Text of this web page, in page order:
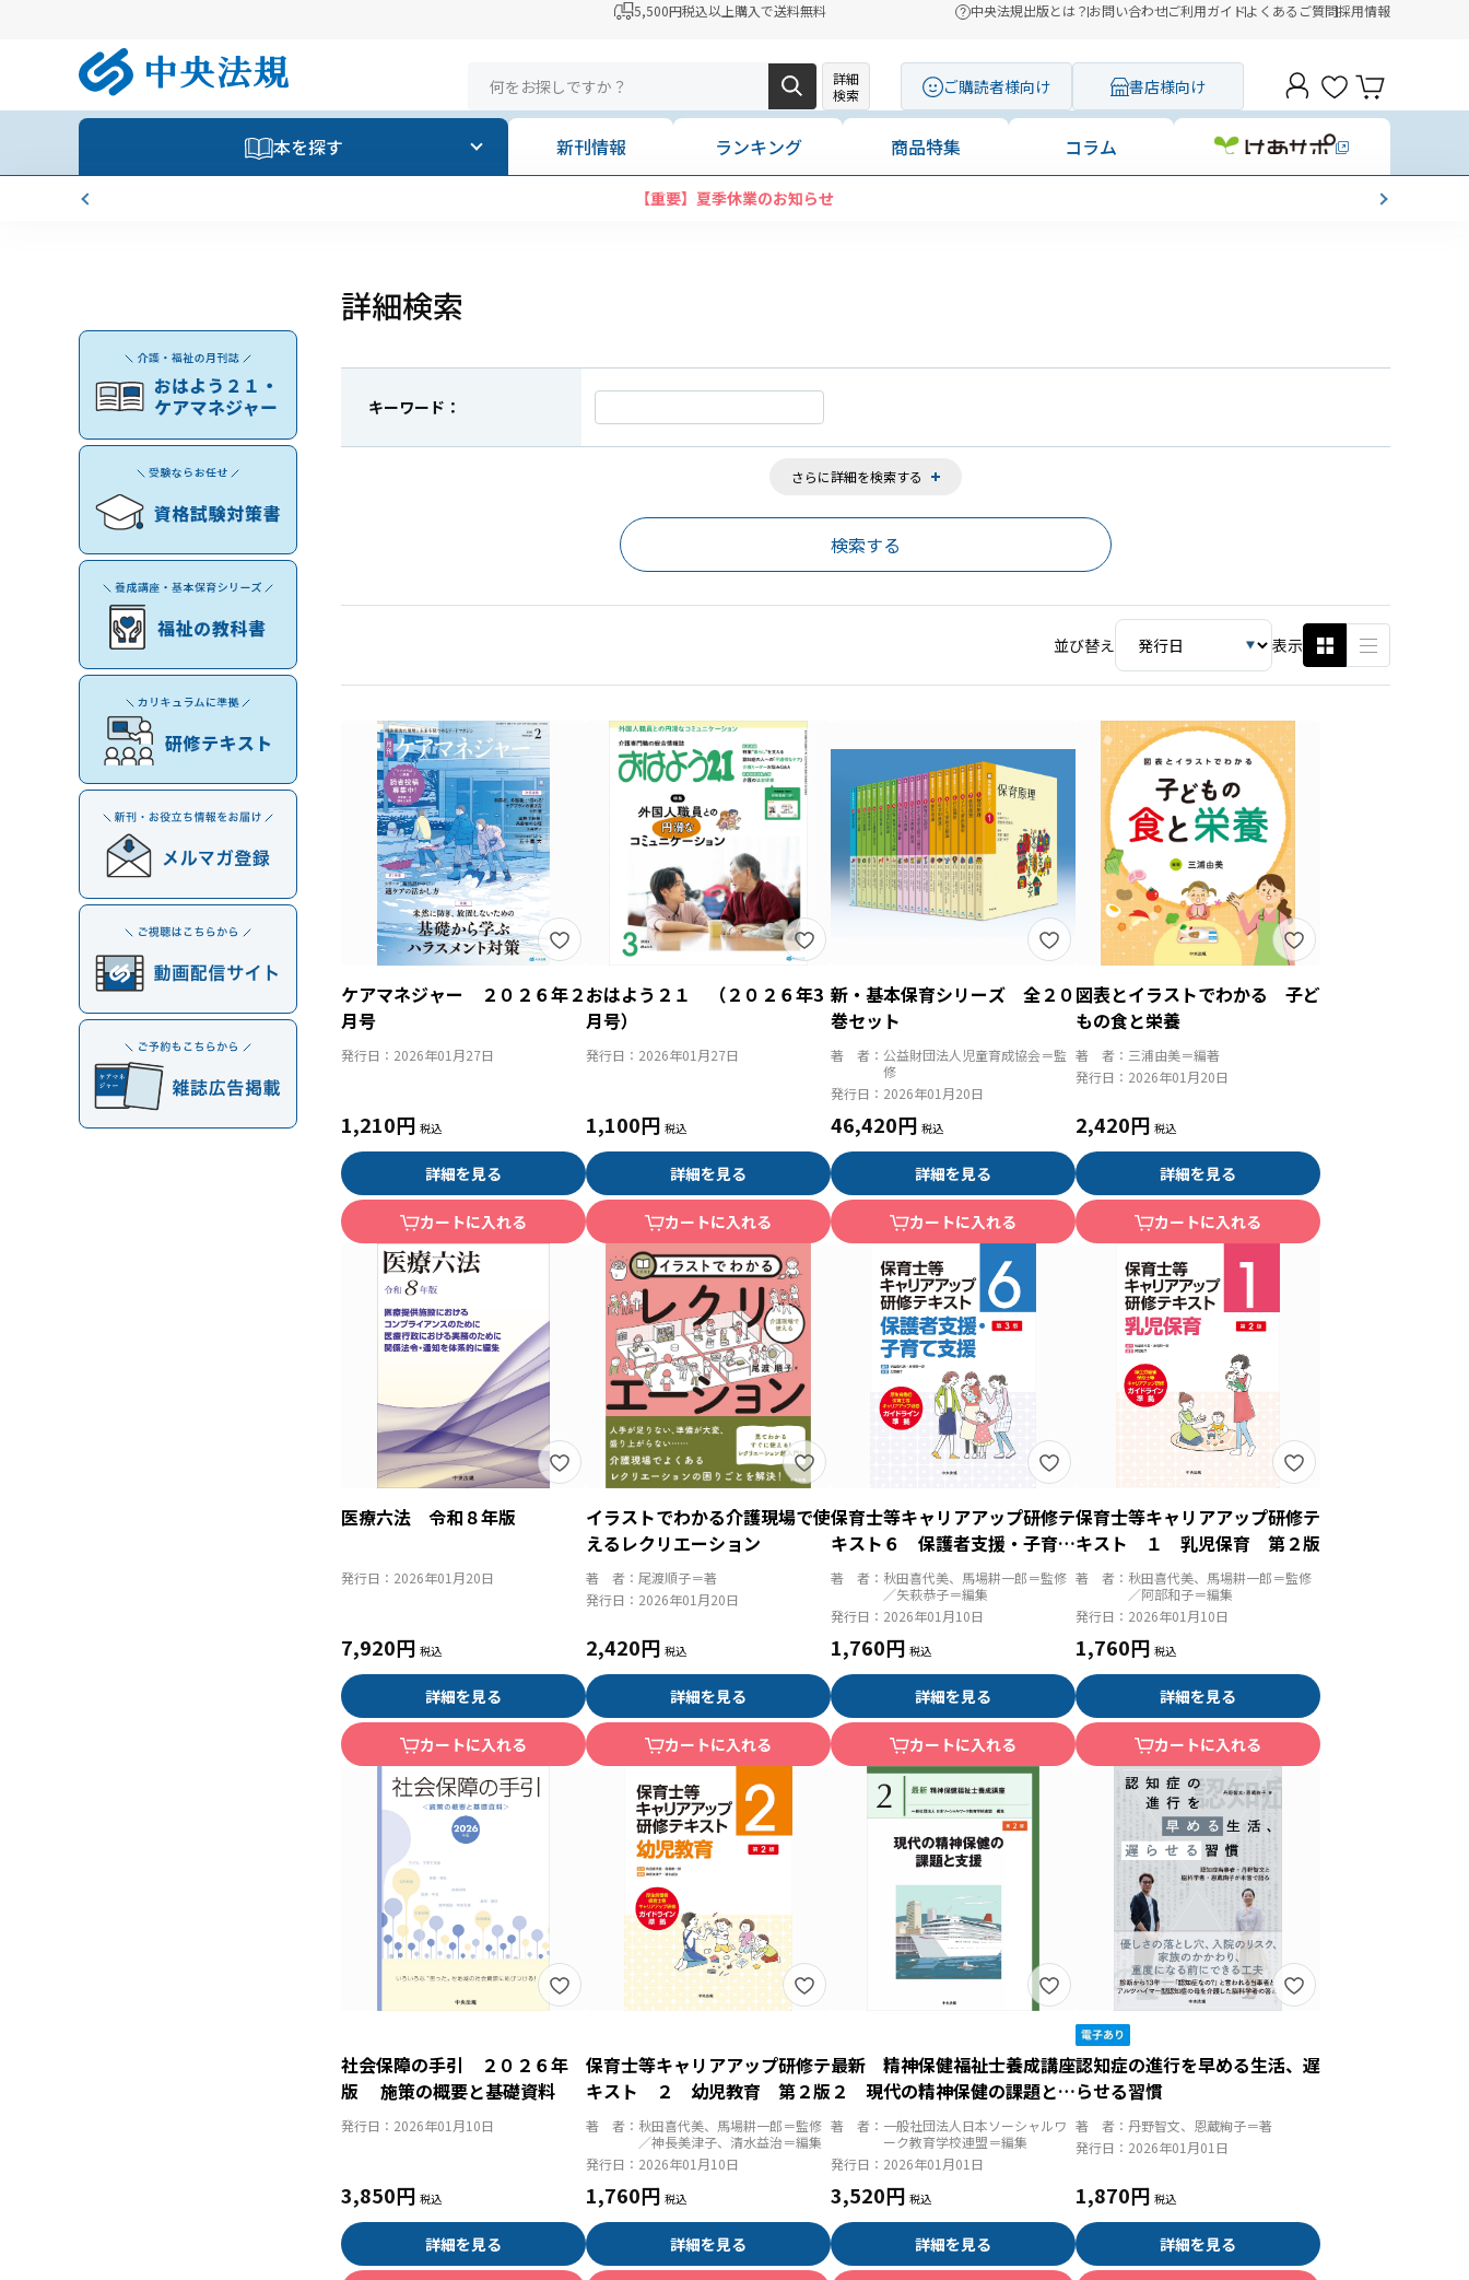
5,500円税込以上購入で送料無料 中央法規出版とは？お問い合わせご利用ガイドよくあるご質問採用情報
詳細
検索
ご購読者様向け 書店様向け
本を探す 新刊情報 ランキング 商品特集 コラム
コンビニ決済に「セブンイレブン」を追加いたしました
詳細検索
キーワード：
さらに詳細を検索する
並び替え 表示
ケアマネジャー ２０２６年２
月号
発行日： 2026年01月27日
1,210円
詳細を見る
カートに入れる
おはよう２１ （２０２６年3
月号）
発行日： 2026年01月27日
1,100円
詳細を見る
カートに入れる
新・基本保育シリーズ 全２０
巻セット
著 者： 公益財団法人児童育成協会＝監
修
発行日： 2026年01月20日
46,420円
詳細を見る
カートに入れる
図表とイラストでわかる 子ど
もの食と栄養
著 者： 三浦由美＝編著
発行日： 2026年01月20日
2,420円
詳細を見る
カートに入れる
医療六法 令和８年版
発行日： 2026年01月20日
7,920円
詳細を見る
カートに入れる
イラストでわかる介護現場で使
えるレクリエーション
著 者： 尾渡順子＝著
発行日： 2026年01月20日
2,420円
詳細を見る
カートに入れる
保育士等キャリアアップ研修テ
キスト６ 保護者支援・子育て
支援 第３版
著 者： 秋田喜代美、馬場耕一郎＝監修
／矢萩恭子＝編集
発行日： 2026年01月10日
1,760円
詳細を見る
カートに入れる
保育士等キャリアアップ研修テ
キスト １ 乳児保育 第２版
著 者： 秋田喜代美、馬場耕一郎＝監修
／阿部和子＝編集
発行日： 2026年01月10日
1,760円
詳細を見る
カートに入れる
社会保障の手引 ２０２６年
版 施策の概要と基礎資料
発行日： 2026年01月10日
3,850円
詳細を見る
保育士等キャリアアップ研修テ
キスト ２ 幼児教育 第２版
著 者： 秋田喜代美、馬場耕一郎＝監修
／神長美津子、清水益治＝編集
発行日： 2026年01月10日
1,760円
詳細を見る
最新 精神保健福祉士養成講座
２ 現代の精神保健の課題と支
援 第２版
著 者： 一般社団法人日本ソーシャルワ
ーク教育学校連盟＝編集
発行日： 2026年01月01日
3,520円
詳細を見る
認知症の進行を早める生活、遅
らせる習慣
著 者： 丹野智文、恩蔵絢子＝著
発行日： 2026年01月01日
1,870円
詳細を見る